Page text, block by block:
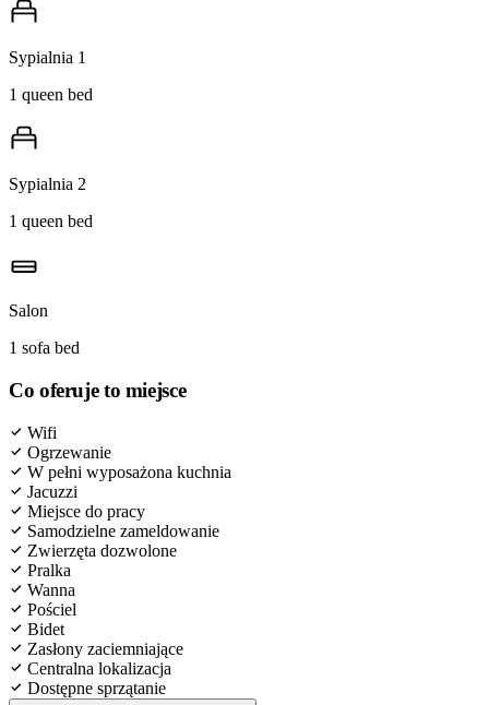
Sypialnia 1
1 queen bed
Sypialnia 2
1 queen bed
Salon
1 sofa bed
Co oferuje to miejsce
Wifi
Ogrzewanie
W pełni wyposażona kuchnia
Jacuzzi
Miejsce do pracy
Samodzielne zameldowanie
Zwierzęta dozwolone
Pralka
Wanna
Pościel
Bidet
Zasłony zaciemniające
Centralna lokalizacja
Dostępne sprzątanie